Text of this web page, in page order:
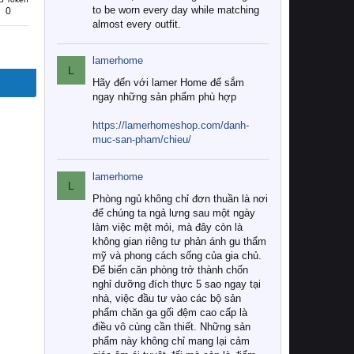
0
to be worn every day while matching
almost every outfit.
L
lamerhome
Hãy đến với lamer Home để sắm
ngay những sản phẩm phù hợp
https://lamerhomeshop.com/danh-
muc-san-pham/chieu/
L
lamerhome
Phòng ngủ không chỉ đơn thuần là nơi
để chúng ta ngả lưng sau một ngày
làm việc mệt mỏi, mà đây còn là
không gian riêng tư phản ánh gu thẩm
mỹ và phong cách sống của gia chủ.
Để biến căn phòng trở thành chốn
nghỉ dưỡng đích thực 5 sao ngay tại
nhà, việc đầu tư vào các bộ sản
phẩm chăn ga gối đệm cao cấp là
điều vô cùng cần thiết. Những sản
phẩm này không chỉ mang lại cảm